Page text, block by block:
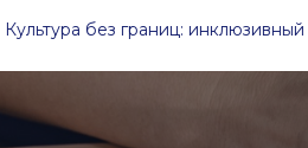
Культура без границ: